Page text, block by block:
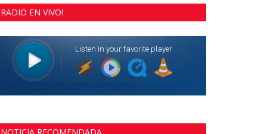
RADIO EN VIVO!